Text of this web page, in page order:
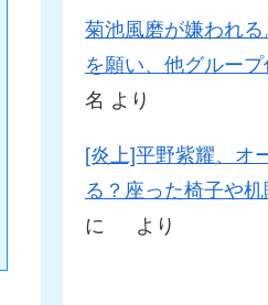
菊池風磨が嫌われ
を願い、他グルー
名 より
[炎上]平野紫耀、オ
る？座った椅子や
に
より